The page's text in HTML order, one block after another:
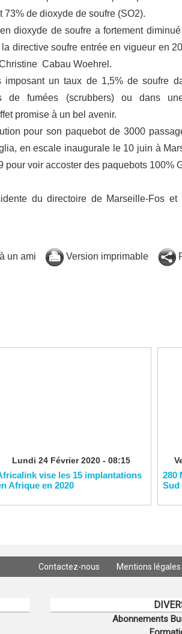
73% de dioxyde de soufre (SO2).
dioxyde de soufre a fortement
directive soufre entrée en vigueur en
Cabau Woehrel.
imposant un taux de 1,5% de soufre
de fumées (scrubbers) ou dans
promise à un bel avenir.
pour son paquebot de 3000
en escale inaugurale le 10 juin à
pour voir accoster des paquebots 100%
du directoire de Marseille-Fos et
un ami Version imprimable
Lundi 24 Février 2020 - 08:15
vise les 15 implantations
Afrique en 2020
280
Sud
Contactez-nous Mentions légales
Abonnements